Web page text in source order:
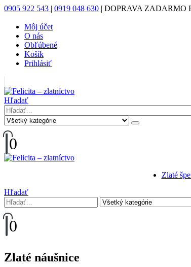
0905 922 543 | 0919 048 630 | DOPRAVA ZADARMO
Môj účet
O nás
Obľúbené
Košík
Prihlásiť
Hľadať
0
Zlaté
Hľadať
0
Zlaté náušnice